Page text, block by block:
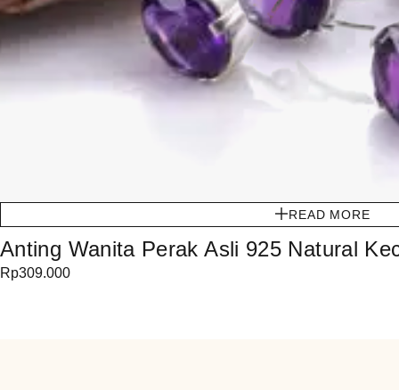
READ MORE
Anting Wanita Perak Asli 925 Natural
Rp309.000